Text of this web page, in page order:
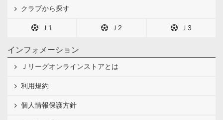
クラブから探す
Ｊ1 Ｊ2 Ｊ3
インフォメーション
Ｊリーグオンラインストアとは
利用規約
個人情報保護方針